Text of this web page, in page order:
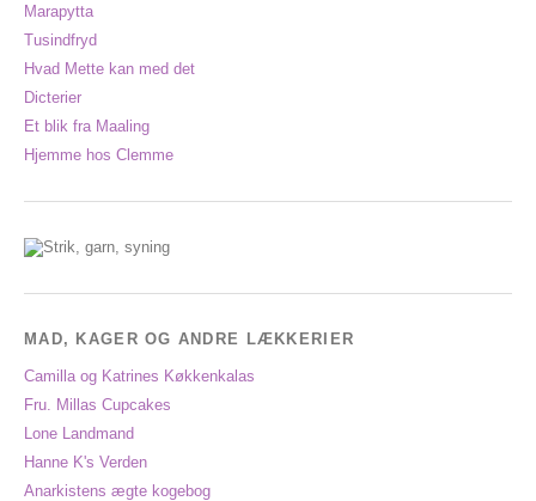
Marapytta
Tusindfryd
Hvad Mette kan med det
Dicterier
Et blik fra Maaling
Hjemme hos Clemme
MAD, KAGER OG ANDRE LÆKKERIER
Camilla og Katrines Køkkenkalas
Fru. Millas Cupcakes
Lone Landmand
Hanne K's Verden
Anarkistens ægte kogebog